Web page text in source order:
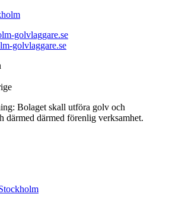
golvlaggare.se
golvlaggare.se
Bolaget skall utföra golv och
därmed därmed förenlig verksamhet.